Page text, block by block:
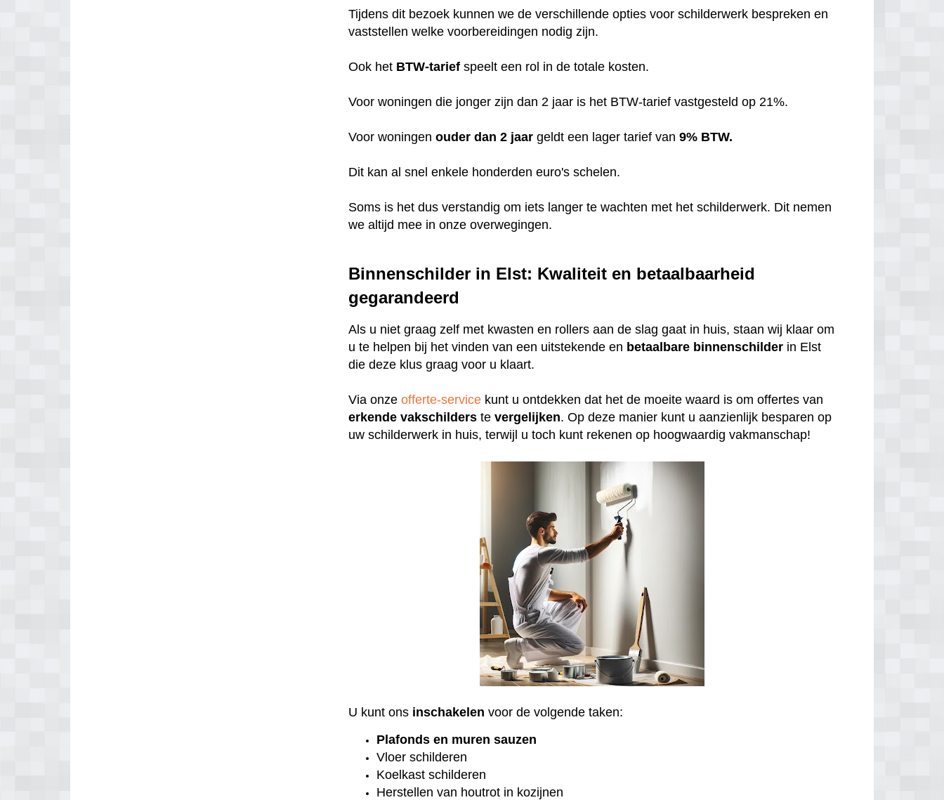
Tijdens dit bezoek kunnen we de verschillende opties voor schilderwerk bespreken en
vaststellen welke voorbereidingen nodig zijn.
Ook het BTW-tarief speelt een rol in de totale kosten.
Voor woningen die jonger zijn dan 2 jaar is het BTW-tarief vastgesteld op 21%.
Voor woningenouder dan 2 jaar geldt een lager tarief van9% BTW.
Dit kan al snel enkele honderden euro's schelen.
Soms is het dus verstandig om iets langer te wachten met het schilderwerk. Dit nemen
we altijd mee in onze overwegingen.
Binnenschilder in Elst: Kwaliteit en betaalbaarheid
gegarandeerd
Als u niet graag zelf met kwasten en rollers aan de slag gaat in huis, staan wij klaar om
u te helpen bij het vinden van een uitstekende en betaalbare binnenschilder in Elst
die deze klus graag voor u klaart.
Via onzeofferte-service kunt u ontdekken dat het de moeite waard is om offertes van
erkende vakschilders tevergelijken. Op deze manier kunt u aanzienlijk besparen op
uw schilderwerk in huis, terwijl u toch kunt rekenen op hoogwaardig vakmanschap!
U kunt ons inschakelen voor de volgende taken:
Plafonds en muren sauzen
Vloer schilderen
Koelkast schilderen
Herstellen van houtrot in kozijnen